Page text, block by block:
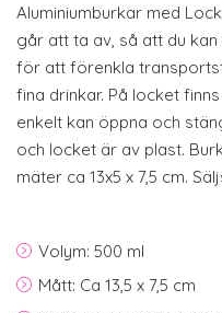
Aluminiumburkar med
går att ta av, så att du
för att förenkla
fina drinkar. På locket
enkelt kan öppna och
och locket är av plast.
mäter ca 13x5 x 7,5 cm.
Volym: 500 ml
Mått: Ca 13,5 x 7,5 cm